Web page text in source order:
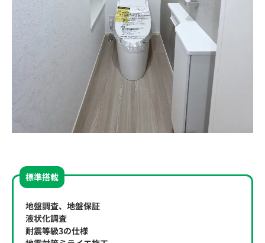
標準搭載
地盤調査、地盤保証
液状化調査
耐震等級3の仕様